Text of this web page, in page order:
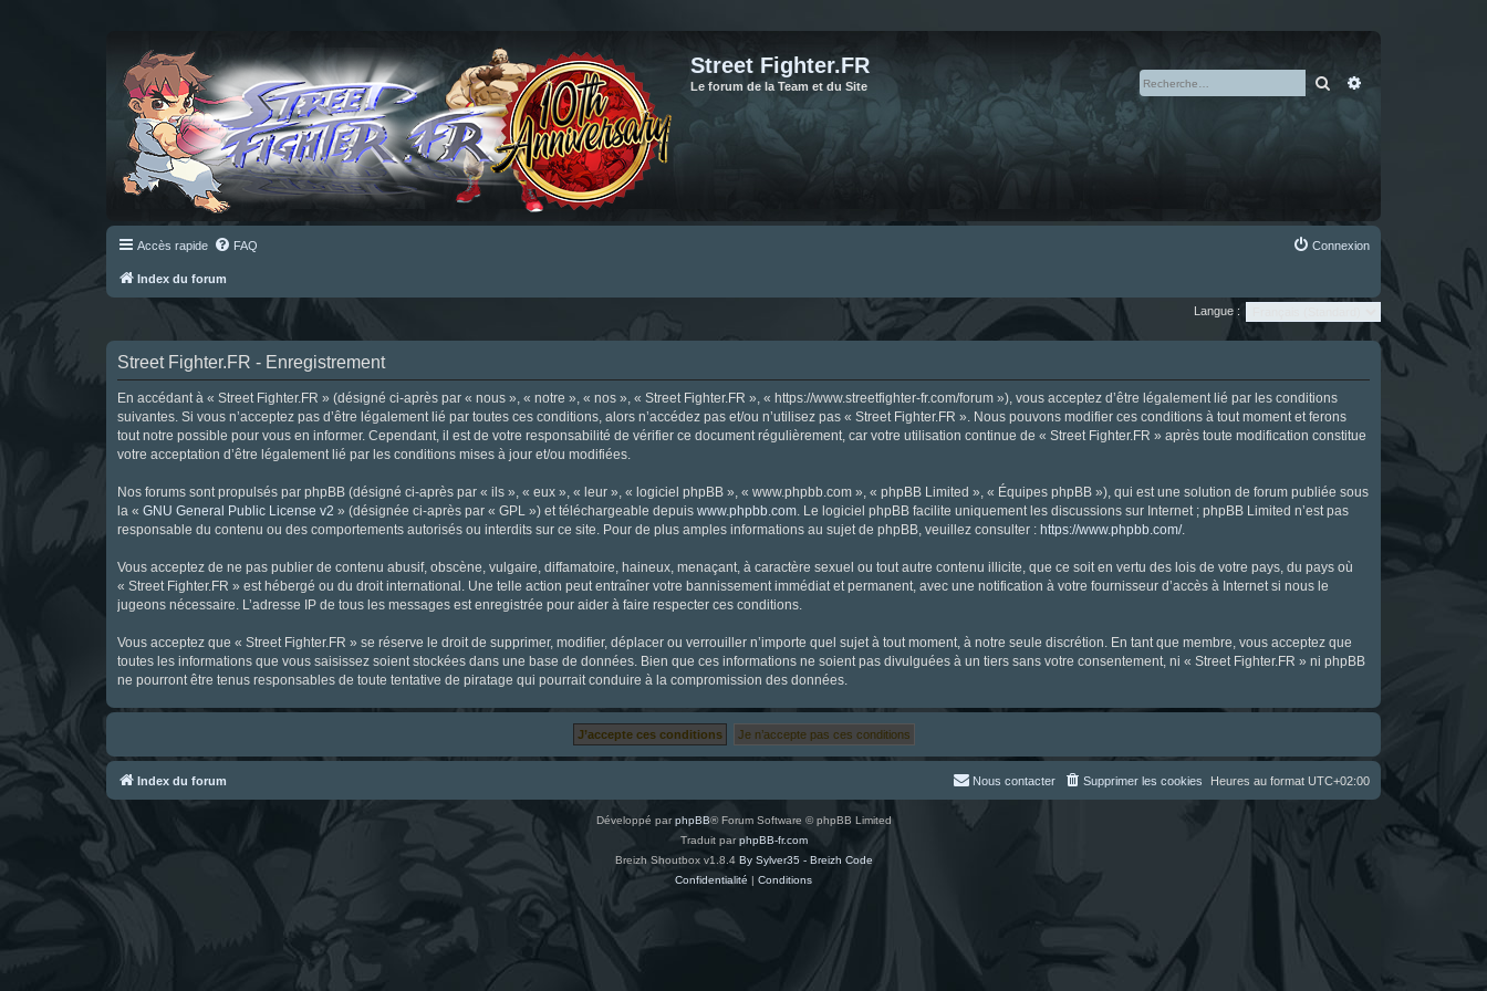
Street Fighter.FR
Le forum de la Team et du Site Rechercher
Accès rapide FAQ Connexion
Index du forum
Langue :
Street Fighter.FR - Enregistrement
En accédant à « Street Fighter.FR » (désigné ci-après par « nous », « notre », « nos », « Street Fighter.FR », « https://www.streetfighter-fr.com/forum »), vous acceptez d’être légalement lié par les conditions
suivantes. Si vous n’acceptez pas d’être légalement lié par toutes ces conditions, alors n’accédez pas et/ou n’utilisez pas « Street Fighter.FR ». Nous pouvons modifier ces conditions à tout moment et ferons
tout notre possible pour vous en informer. Cependant, il est de votre responsabilité de vérifier ce document régulièrement, car votre utilisation continue de « Street Fighter.FR » après toute modification constitue
votre acceptation d’être légalement lié par les conditions mises à jour et/ou modifiées.
Nos forums sont propulsés par phpBB (désigné ci-après par « ils », « eux », « leur », « logiciel phpBB », « www.phpbb.com », « phpBB Limited », « Équipes phpBB »), qui est une solution de forum publiée sous
la « GNU General Public License v2 » (désignée ci-après par « GPL ») et téléchargeable depuis www.phpbb.com . Le logiciel phpBB facilite uniquement les discussions sur Internet ; phpBB Limited n’est pas
responsable du contenu ou des comportements autorisés ou interdits sur ce site. Pour de plus amples informations au sujet de phpBB, veuillez consulter : https://www.phpbb.com/.
Vous acceptez de ne pas publier de contenu abusif, obscène, vulgaire, diffamatoire, haineux, menaçant, à caractère sexuel ou tout autre contenu illicite, que ce soit en vertu des lois de votre pays, du pays où
« Street Fighter.FR » est hébergé ou du droit international. Une telle action peut entraîner votre bannissement immédiat et permanent, avec une notification à votre fournisseur d’accès à Internet si nous le
jugeons nécessaire. L’adresse IP de tous les messages est enregistrée pour aider à faire respecter ces conditions.
Vous acceptez que « Street Fighter.FR » se réserve le droit de supprimer, modifier, déplacer ou verrouiller n’importe quel sujet à tout moment, à notre seule discrétion. En tant que membre, vous acceptez que
toutes les informations que vous saisissez soient stockées dans une base de données. Bien que ces informations ne soient pas divulguées à un tiers sans votre consentement, ni « Street Fighter.FR » ni phpBB
ne pourront être tenus responsables de toute tentative de piratage qui pourrait conduire à la compromission des données.
Index du forum Heures au format UTC+02:00
Supprimer les cookies
Nous contacter
Développé parphpBB® Forum Software © phpBB Limited
Traduit parphpBB-fr.com
Breizh Shoutbox v1.8.4 By Sylver35 - Breizh Code
Confidentialité | Conditions